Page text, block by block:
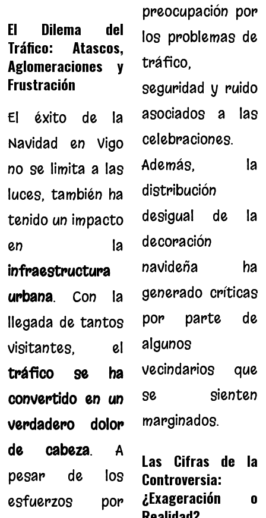
El Dilema del
Tráfico: Atascos,
Aglomeraciones y
Frustración
El éxito de la
Navidad en Vigo
no se limita a las
luces, también ha
tenido un impacto
en la
infraestructura
urbana. Con la
llegada de tantos
visitantes, el
tráfico se ha
convertido en un
verdadero dolor
de cabeza. A
pesar de los
esfuerzos por
preocupación por
los problemas de
tráfico,
seguridad y ruido
asociados a las
celebraciones.
Además, la
distribución
desigual de la
decoración
navideña ha
generado críticas
por parte de
algunos
vecindarios que
se sienten
marginados.
Las Cifras de la
Controversia:
¿Exageración o